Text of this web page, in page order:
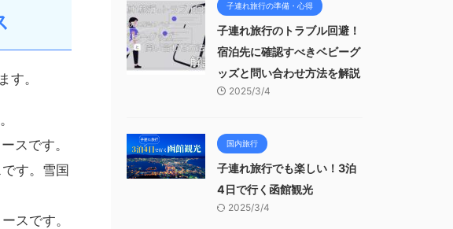
す。
スです。
す。雪国
スです。
子連れ旅行の準備・心得
子連れ旅行のトラブル回避！
宿泊先に確認すべきベビーグ
ッズと問い合わせ方法を解説
2025/3/4
国内旅行
子連れ旅行でも楽しい！3泊
4日で行く函館観光
2025/3/4